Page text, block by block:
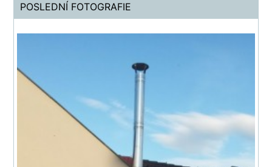
POSLEDNÍ FOTOGRAFIE